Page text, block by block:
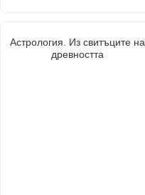
Астрология. Из свитъците на
древността